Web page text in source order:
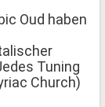
Oud haben
Tuning
Church)